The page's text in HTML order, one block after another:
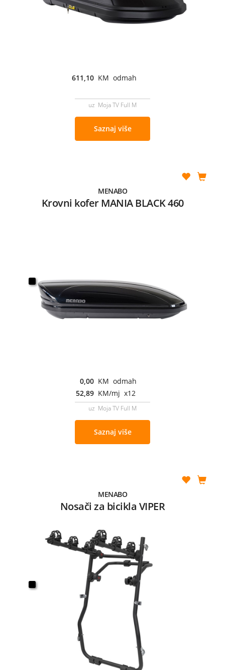
611,10 KM odmah
uz Moja TV Full M
Saznaj više
MENABO
Krovni kofer MANIA BLACK 460
0,00 KM odmah
52,89 KM/mj x12
uz Moja TV Full M
Saznaj više
MENABO
Nosači za bicikla VIPER